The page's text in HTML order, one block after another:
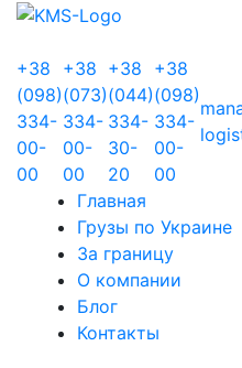
+38
(098)
334-
00-
00
+38
(073)
334-
00-
00
+38
(044)
334-
30-
20
+38
(098)
334-
00-
00
Главная
Грузы по Украине
За границу
О компании
Блог
Контакты